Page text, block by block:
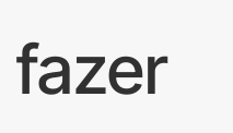
fazer